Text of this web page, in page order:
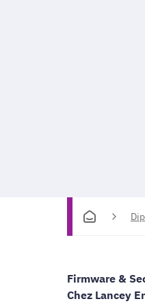
Firmware &
Chez Lancey